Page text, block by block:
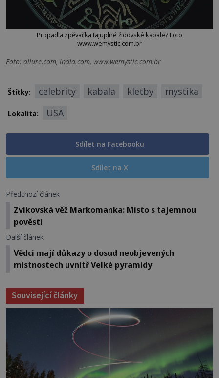
Propadla zpěvačka tajuplné židovské kabale? Foto
www.wemystic.com.br
Foto: allure.com, india.com, www.wemystic.com.br
Štítky: celebrity kabala kletby mystika
Lokalita: USA
Sdílet na Facebooku
Sdílet na X
Předchozí článek
Zvíkovská věž Markomanka: Místo s tajemnou
pověstí
Další článek
Vědci mají důkazy o dosud neobjevených
místnostech uvnitř Velké pyramidy
Související články